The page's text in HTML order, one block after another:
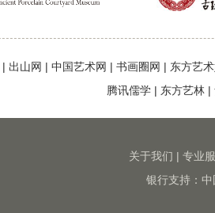
| 出山网 | 中国艺术网 | 书画圈网 | 东方艺
腾讯儒学 | 东方艺林 |
关于我们 | 专业
银行支持：